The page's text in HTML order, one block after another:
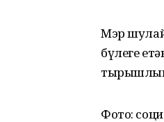
Мэр
бүлеге
Фото: